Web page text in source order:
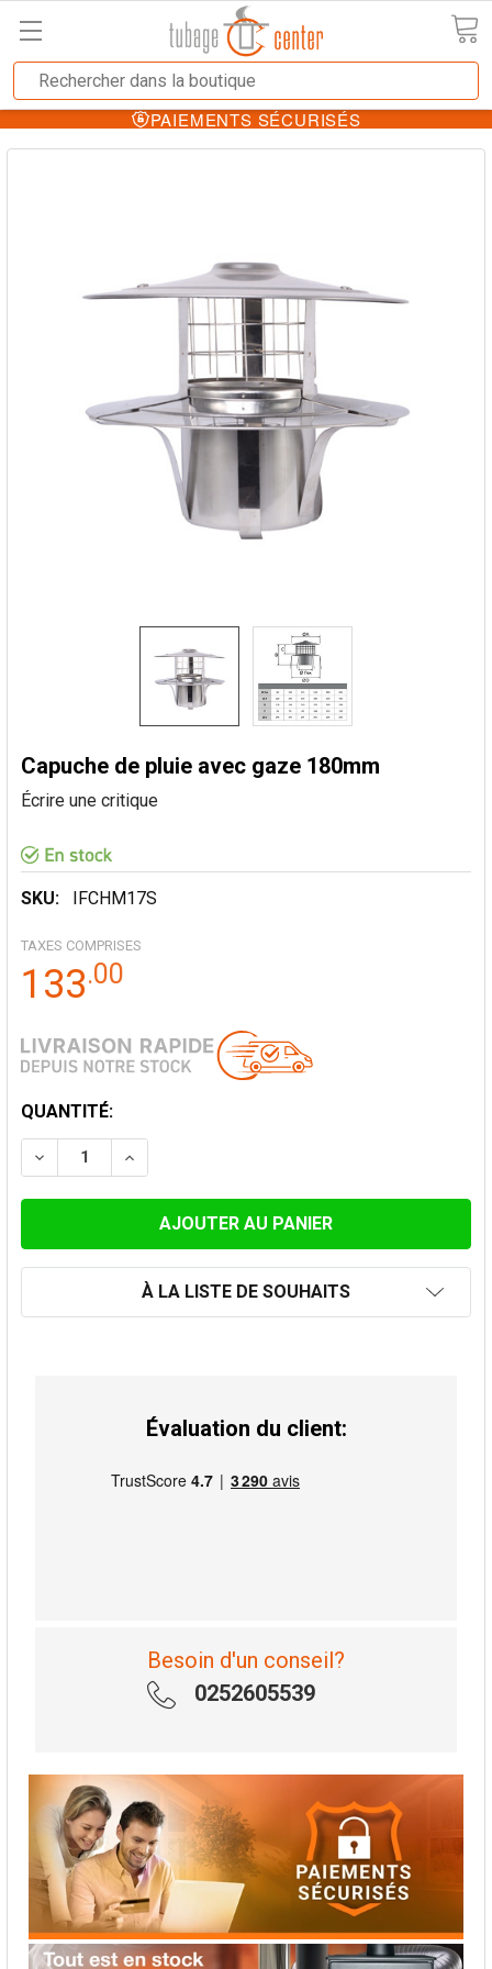
PAIEMENTS SÉCURISÉS
Capuche de pluie avec gaze 180mm
Écrire une critique
SKU: IFCHM17S
TAXES COMPRISES
133.00
STOCK
ACTUEL:
QUANTITÉ:
DIMINUER LA QUANTITÉ DE CAPUCHE DE PLUIE AVEC
AUGMENTER LA QUANTITÉ DE CAPUCHE
À LA LISTE DE SOUHAITS
Évaluation du client:
Besoin d'un conseil?
0252605539